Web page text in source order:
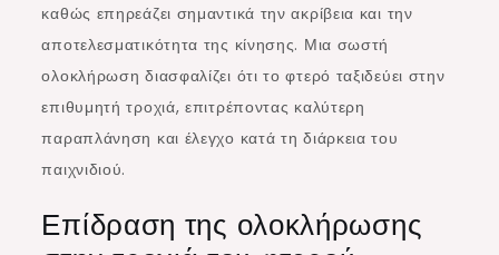
καθώς επηρεάζει σημαντικά την ακρίβεια και την
αποτελεσματικότητα της κίνησης. Μια σωστή
ολοκλήρωση διασφαλίζει ότι το φτερό ταξιδεύει στην
επιθυμητή τροχιά, επιτρέποντας καλύτερη
παραπλάνηση και έλεγχο κατά τη διάρκεια του
παιχνιδιού.
Επίδραση της ολοκλήρωσης